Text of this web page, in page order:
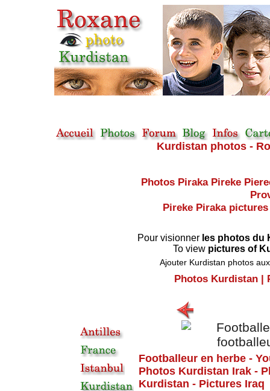
Kurdistan photos -
Photos Piraka Pireke
Pireke Piraka
Pour visionner les photos du
To view pictures of
Ajouter Kurdistan photos
Photos Kurdistan|
Footballeur en herbe -
Photos Kurdistan Irak -
Kurdistan - Pictures Iraq